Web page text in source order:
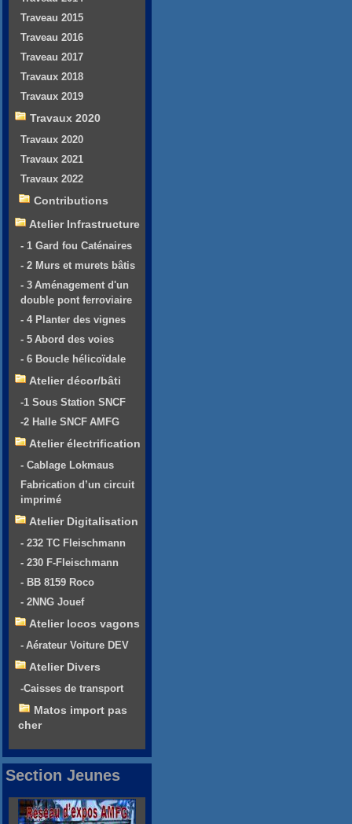
Traveau 2015
Traveau 2016
Traveau 2017
Travaux 2018
Travaux 2019
Travaux 2020
Travaux 2020
Travaux 2021
Travaux 2022
Contributions
Atelier Infrastructure
- 1 Gard fou Caténaires
- 2 Murs et murets bâtis
- 3 Aménagement d'un
double pont ferroviaire
- 4 Planter des vignes
- 5 Abord des voies
- 6 Boucle hélicoïdale
Atelier décor/bâti
-1 Sous Station SNCF
-2 Halle SNCF AMFG
Atelier électrification
- Cablage Lokmaus
Fabrication d’un circuit
imprimé
Atelier Digitalisation
- 232 TC Fleischmann
- 230 F-Fleischmann
- BB 8159 Roco
- 2NNG Jouef
Atelier locos vagons
- Aérateur Voiture DEV
Atelier Divers
-Caisses de transport
Matos import pas
cher
Section Jeunes